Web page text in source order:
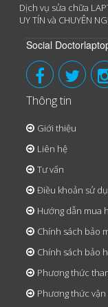
Dịch vụ sửa chữa
UY TÍN và CHUYÊN
Social
Thông tin
Giới thiệu
Liên hệ
Tư vấn
Điều khoản sử
Hướng dẫn mua
Chính sách bảo
Chính sách bảo
Phương thức
Phương thức